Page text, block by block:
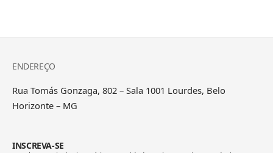
ENDEREÇO
Rua Tomás Gonzaga, 802 – Sala 1001 Lourdes, Belo
Horizonte – MG
INSCREVA-SE